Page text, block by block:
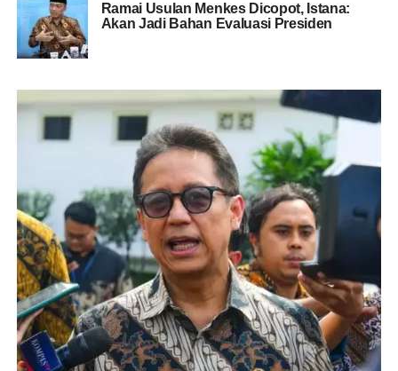
Ramai Usulan Menkes Dicopot, Istana:
Akan Jadi Bahan Evaluasi Presiden